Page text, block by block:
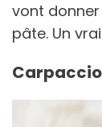
vont
pâte. Un